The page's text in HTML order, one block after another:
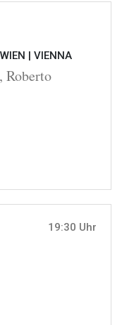
| VIENNA
Roberto
19:30 Uhr